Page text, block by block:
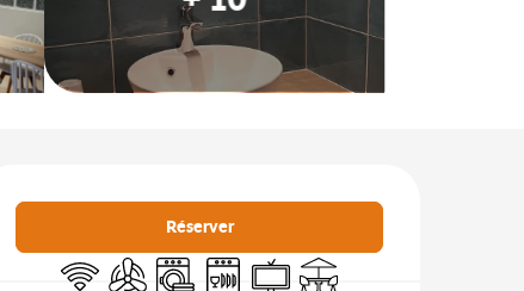
Ouverture et coordonnées
Réserver
WiFi Air conditionné
Lave lingeLave vaisselle
Télévision
Terrasse